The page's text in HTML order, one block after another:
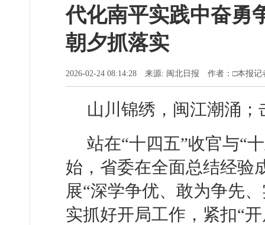
代化南平实践中奋
朝夕抓落实
2026-02-24 08:14:28 来源: 闽北日报 作者：□本报记
山川锦绣，闽江潮涌
站在“十四五”收官与“
始，省委在全面总结经验
展“深学争优、敢为争先
实抓好开局工作，紧扣“